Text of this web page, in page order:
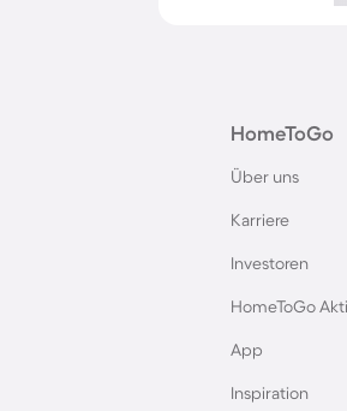
HomeToGo
Über uns
Karriere
Investoren
HomeToGo
App
Inspiration